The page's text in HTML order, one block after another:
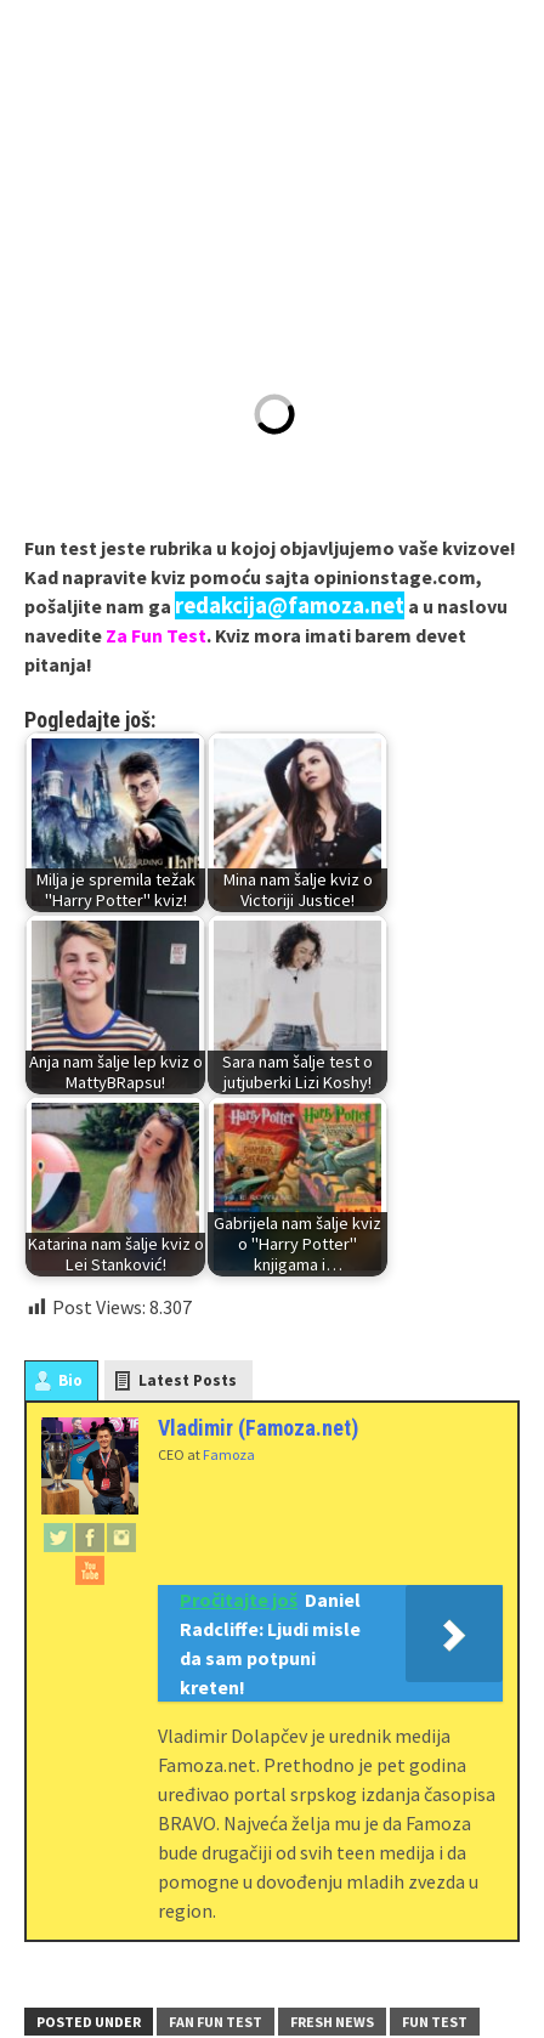
Fun test jeste rubrika u kojoj objavljujemo vaše kvizove!
Kad napravite kviz pomoću sajta opinionstage.com,
pošaljite nam ga redakcija@famoza.net a u naslovu
navedite Za Fun Test. Kviz mora imati barem devet
pitanja!
Pogledajte još:
Milja je spremila težak
"Harry Potter" kviz!
Mina nam šalje kviz o
Victoriji Justice!
Anja nam šalje lep kviz o
MattyBRapsu!
Sara nam šalje test o
jutjuberki Lizi Koshy!
Katarina nam šalje kviz o
Lei Stanković!
Gabrijela nam šalje kviz
o "Harry Potter"
knjigama i…
Post Views: 8.307
Bio Latest Posts
Vladimir (Famoza.net)
CEO at Famoza
Pročitajte još Daniel
Radcliffe: Ljudi misle
da sam potpuni
kreten!
Vladimir Dolapčev je urednik medija
Famoza.net. Prethodno je pet godina
uređivao portal srpskog izdanja časopisa
BRAVO. Najveća želja mu je da Famoza
bude drugačiji od svih teen medija i da
pomogne u dovođenju mladih zvezda u
region.
POSTED UNDER FAN FUN TEST FRESH NEWS FUN TEST